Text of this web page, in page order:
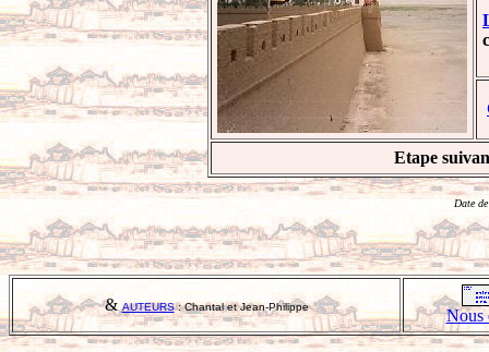
Etape
Date
& AUTEURS: Chantal et Jean-Philippe Nous